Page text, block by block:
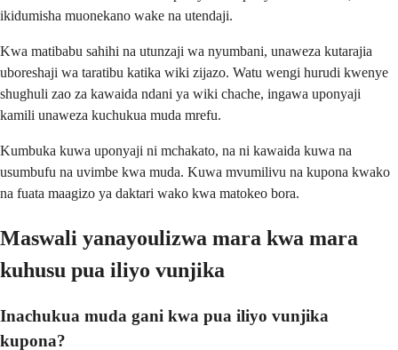
ikidumisha muonekano wake na utendaji.
Kwa matibabu sahihi na utunzaji wa nyumbani, unaweza kutarajia
uboreshaji wa taratibu katika wiki zijazo. Watu wengi hurudi kwenye
shughuli zao za kawaida ndani ya wiki chache, ingawa uponyaji
kamili unaweza kuchukua muda mrefu.
Kumbuka kuwa uponyaji ni mchakato, na ni kawaida kuwa na
usumbufu na uvimbe kwa muda. Kuwa mvumilivu na kupona kwako
na fuata maagizo ya daktari wako kwa matokeo bora.
Maswali yanayoulizwa mara kwa mara
kuhusu pua iliyo vunjika
Inachukua muda gani kwa pua iliyo vunjika
kupona?